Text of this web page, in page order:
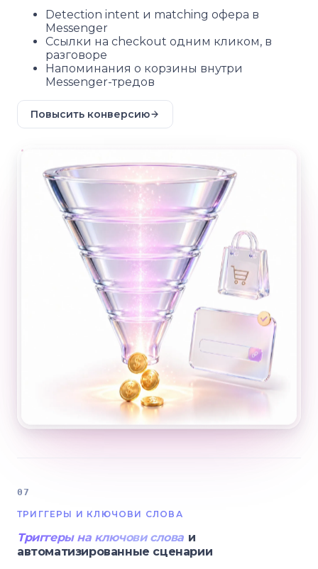
Detection intent и matching офера в
Messenger
Ссылки на checkout одним кликом, в
разговоре
Напоминания о корзины внутри
Messenger-тредов
Повысить конверсию
07
ТРИГГЕРЫ И КЛЮЧОВИ СЛОВА
Триггеры на ключови слова и
автоматизированные сценарии